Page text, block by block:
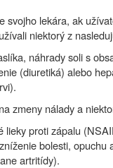
svojho lekára, ak
niektorý z
náhrady soli s
(diuretiká) alebo
zmeny nálady a
lieky proti zápalu
bolesti, opuchu
artritídy).